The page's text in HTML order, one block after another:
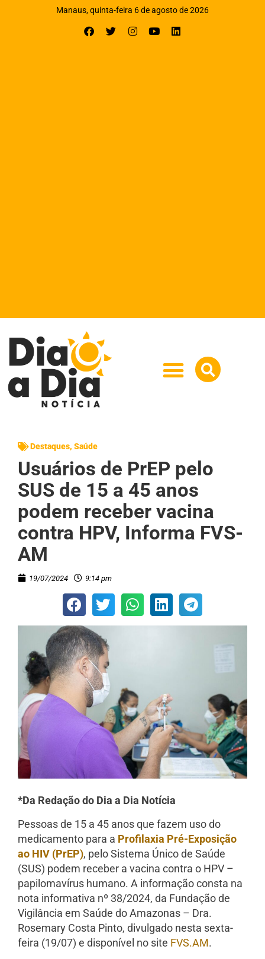
Manaus, quinta-feira 6 de agosto de 2026
Destaques, Saúde
Usuários de PrEP pelo
SUS de 15 a 45 anos
podem receber vacina
contra HPV, Informa FVS-
AM
19/07/2024 9:14 pm
*Da Redação do Dia a Dia Notícia
Pessoas de 15 a 45 anos que fazem uso do
medicamento para a Profilaxia Pré-Exposição
ao HIV (PrEP), pelo Sistema Único de Saúde
(SUS) podem receber a vacina contra o HPV –
papilomavírus humano. A informação consta na
nota informativa nº 38/2024, da Fundação de
Vigilância em Saúde do Amazonas – Dra.
Rosemary Costa Pinto, divulgado nesta sexta-
feira (19/07) e disponível no site FVS.AM.